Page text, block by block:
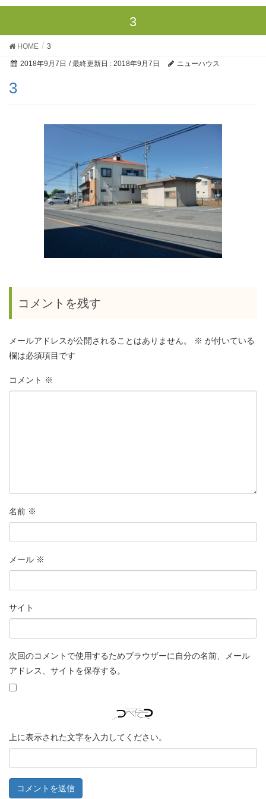
3
HOME 3
2018年9月7日 / 最終更新日 : 2018年9月7日 ニューハウス
3
コメントを残す
メールアドレスが公開されることはありません。 ※ が付いている
欄は必須項目です
コメント ※
名前 ※
メール ※
サイト
次回のコメントで使用するためブラウザーに自分の名前、メール
アドレス、サイトを保存する。
上に表示された文字を入力してください。